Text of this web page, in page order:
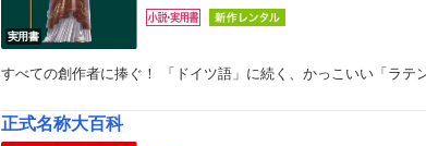
実用書
すべての創作者に捧ぐ！ 「ドイツ語」に続く、かっこいい「ラ
正式名称大百科